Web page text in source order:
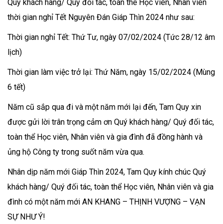
Quý khách hàng/ Quý đối tác, toàn thể Học viên, Nhân viên
thời gian nghỉ Tết Nguyên Đán Giáp Thìn 2024 như sau:
Thời gian nghỉ Tết: Thứ Tư, ngày 07/02/2024 (Tức 28/12 âm
lịch)
Thời gian làm việc trở lại: Thứ Năm, ngày 15/02/2024 (Mùng
6 tết)
Năm cũ sắp qua đi và một năm mới lại đến, Tam Quy xin
được gửi lời trân trọng cảm ơn Quý khách hàng/ Quý đối tác,
toàn thể Học viên, Nhân viên và gia đình đã đồng hành và
ủng hộ Công ty trong suốt năm vừa qua.
Nhân dịp năm mới Giáp Thìn 2024, Tam Quy kính chúc Quý
khách hàng/ Quý đối tác, toàn thể Học viên, Nhân viên và gia
đình có một năm mới AN KHANG – THỊNH VƯỢNG – VẠN
SỰ NHƯ Ý!